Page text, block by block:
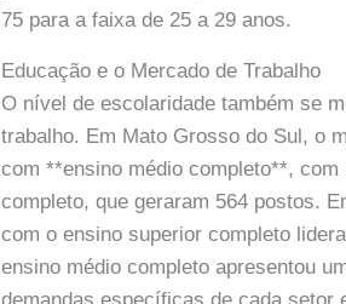
75 para a faixa de 25 a 29 anos.
Educação e o Mercado de Trabalho
O nível de escolaridade também se
trabalho. Em Mato Grosso do Sul, o
com **ensino médio completo**,
completo, que geraram 564 postos.
com o ensino superior completo
ensino médio completo apresentou